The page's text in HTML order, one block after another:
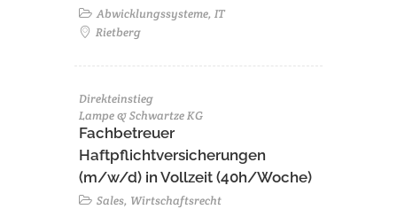
Abwicklungssysteme, IT
Rietberg
Direkteinstieg
Lampe & Schwartze KG
Fachbetreuer
Haftpflichtversicherungen
(m/w/d) in Vollzeit (40h/Woche)
Sales, Wirtschaftsrecht